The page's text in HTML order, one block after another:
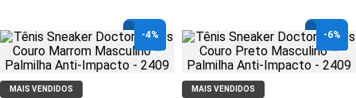
-4%
MAIS VENDIDOS
-6%
MAIS VENDIDOS